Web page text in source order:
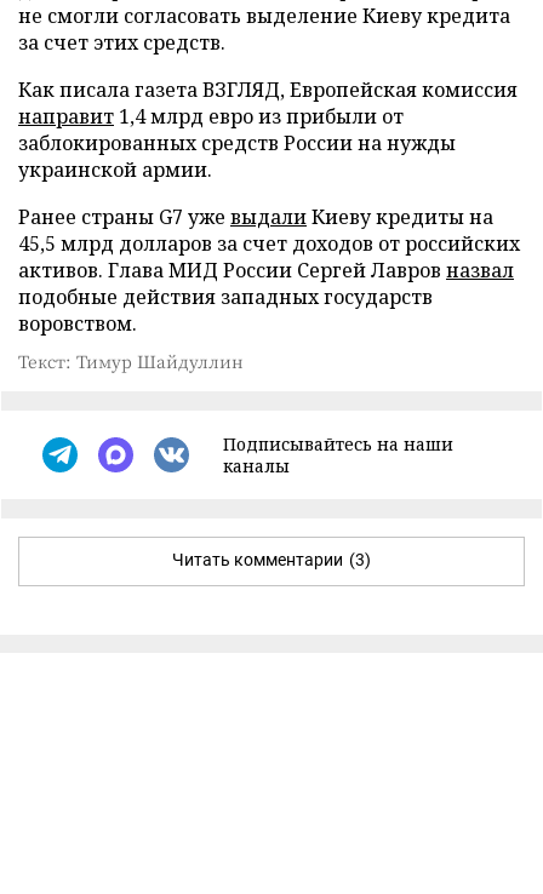
не смогли согласовать выделение Киеву кредита
за счет этих средств.
Как писала газета ВЗГЛЯД, Европейская комиссия
направит 1,4 млрд евро из прибыли от
заблокированных средств России на нужды
украинской армии.
Ранее страны G7 уже выдалиКиеву кредиты на
45,5 млрд долларов за счет доходов от российских
активов. Глава МИД России Сергей Лавров назвал
подобные действия западных государств
воровством.
Текст: Тимур Шайдуллин
Подписывайтесь на наши
каналы
Читать комментарии (3)